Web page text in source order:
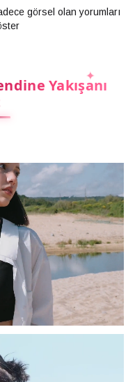
görsel olan yorumları
Yakışanı